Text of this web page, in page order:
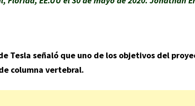
Tesla señaló que uno de los objetivos del
columna vertebral.